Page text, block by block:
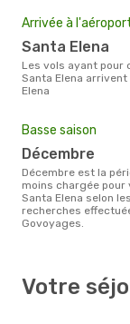
Arrivée à
Santa Elena
Les vols ayant pour destination
Santa Elena arrivent
Elena
Basse saison
décembre
décembre est la période la
moins chargée pour
Santa Elena selon les
recherches
Govoyages.
Votre